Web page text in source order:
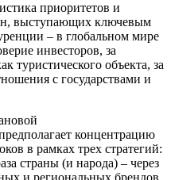
приоритетов и
выступающих ключевым
– в глобальном мире
инвесторов, за
туристического объекта, за
с государствами и
концентрацию
в рамках трех стратегий:
страны (и народа) – через